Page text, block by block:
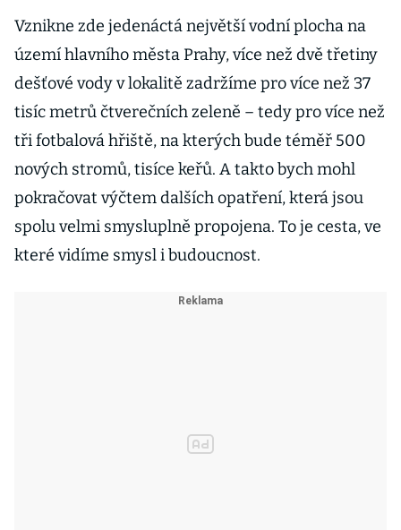
Vznikne zde jedenáctá největší vodní plocha na
území hlavního města Prahy, více než dvě třetiny
dešťové vody v lokalitě zadržíme pro více než 37
tisíc metrů čtverečních zeleně – tedy pro více než
tři fotbalová hřiště, na kterých bude téměř 500
nových stromů, tisíce keřů. A takto bych mohl
pokračovat výčtem dalších opatření, která jsou
spolu velmi smysluplně propojena. To je cesta, ve
které vidíme smysl i budoucnost.